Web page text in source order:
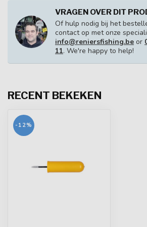
VRAGEN OVER DIT
Of hulp nodig bij het
contact op met onze
info@reniersfishing.be or
11. We're happy to help!
RECENT BEKEKEN
-12%